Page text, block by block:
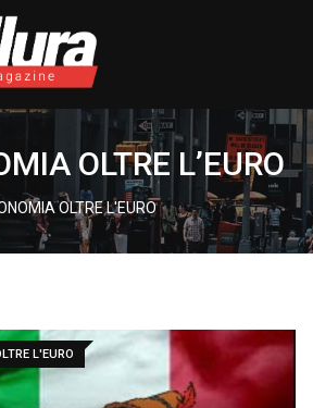
OLTRE L’EURO
OLTRE L'EURO
L'EURO